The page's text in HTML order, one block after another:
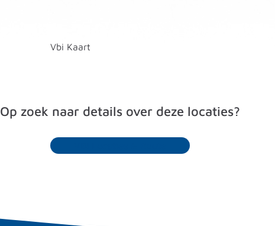
Vbi Kaart
Op zoek naar details over deze locaties?